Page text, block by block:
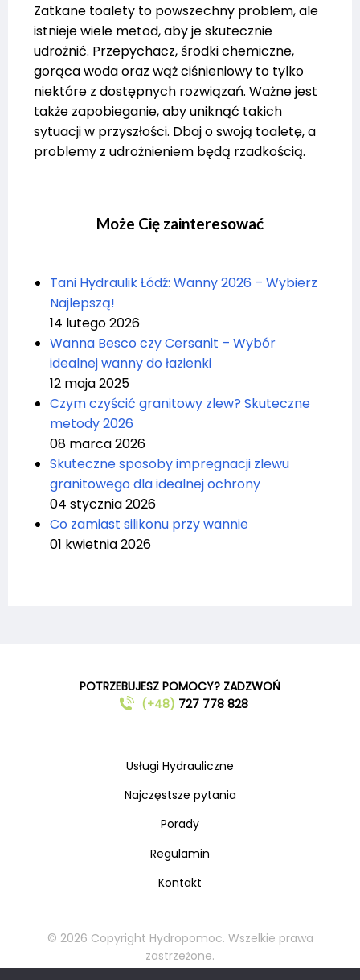
Zatkane toalety to powszechny problem, ale
istnieje wiele metod, aby je skutecznie
udrożnić. Przepychacz, środki chemiczne,
gorąca woda oraz wąż ciśnieniowy to tylko
niektóre z dostępnych rozwiązań. Ważne jest
także zapobieganie, aby uniknąć takich
sytuacji w przyszłości. Dbaj o swoją toaletę, a
problemy z udrożnieniem będą rzadkością.
Może Cię zainteresować
Tani Hydraulik Łódź: Wanny 2026 – Wybierz
Najlepszą!
14 lutego 2026
Wanna Besco czy Cersanit – Wybór
idealnej wanny do łazienki
12 maja 2025
Czym czyścić granitowy zlew? Skuteczne
metody 2026
08 marca 2026
Skuteczne sposoby impregnacji zlewu
granitowego dla idealnej ochrony
04 stycznia 2026
Co zamiast silikonu przy wannie
01 kwietnia 2026
POTRZEBUJESZ POMOCY? ZADZWOŃ
(+48) 727 778 828
Usługi Hydrauliczne
Najczęstsze pytania
Porady
Regulamin
Kontakt
© 2026 Copyright Hydropomoc. Wszelkie prawa
zastrzeżone.